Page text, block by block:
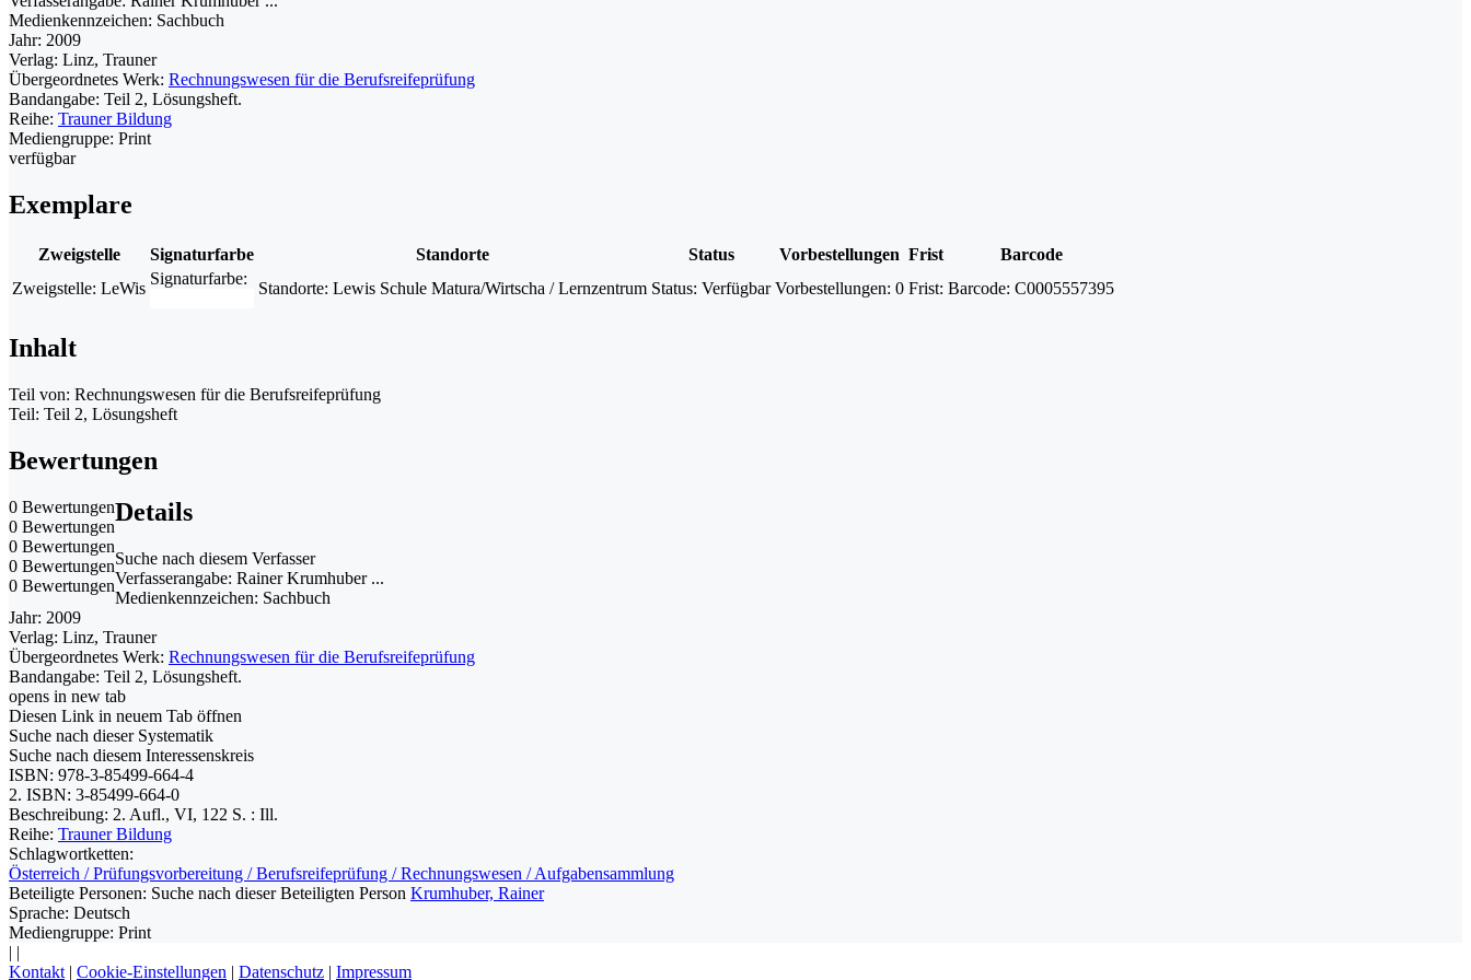
Medienkennzeichen: Sachbuch
Jahr: 2009
Verlag: Linz, Trauner
Übergeordnetes Werk: Rechnungswesen für die Berufsreifeprüfung
Bandangabe: Teil 2, Lösungsheft.
Reihe: Trauner Bildung
Mediengruppe: Print
verfügbar
Exemplare
Zweigstelle Signaturfarbe Standorte Status Vorbestellungen Frist
Barcode
Zweigstelle: LeWis
Signaturfarbe:
Standorte: Lewis Schule Matura/Wirtscha / Lernzentrum Status: Verfügbar Vorbestellungen: 0 Frist: Barcode: C0005557395
Inhalt
Teil von: Rechnungswesen für die Berufsreifeprüfung
Teil: Teil 2, Lösungsheft
Bewertungen
0 Bewertungen
0 Bewertungen
0 Bewertungen
0 Bewertungen
0 Bewertungen
Details
Suche nach diesem Verfasser
Verfasserangabe: Rainer Krumhuber ...
Medienkennzeichen: Sachbuch
Jahr: 2009
Verlag: Linz, Trauner
Übergeordnetes Werk: Rechnungswesen für die Berufsreifeprüfung
Bandangabe: Teil 2, Lösungsheft.
opens in new tab
Diesen Link in neuem Tab öffnen
Suche nach dieser Systematik
Suche nach diesem Interessenskreis
ISBN: 978-3-85499-664-4
2. ISBN: 3-85499-664-0
Beschreibung: 2. Aufl., VI, 122 S. : Ill.
Reihe: Trauner Bildung
Schlagwortketten:
Österreich / Prüfungsvorbereitung / Berufsreifeprüfung / Rechnungswesen / Aufgabensammlung
Beteiligte Personen: Suche nach dieser Beteiligten Person Krumhuber, Rainer
Sprache: Deutsch
Mediengruppe: Print
| |
Kontakt | Cookie-Einstellungen | Datenschutz | Impressum